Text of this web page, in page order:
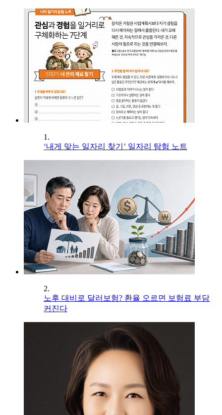
1.
‘내게 맞는 일자리 찾기’ 일자리 탐험 노트
2.
노후 대비로 달러보험? 환율 오르면 보험료 부담
커진다